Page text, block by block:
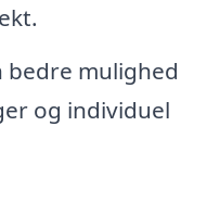
bedre mulighed
og individuel